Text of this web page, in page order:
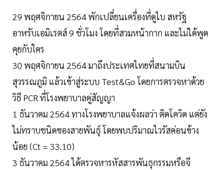
29 พฤศจิกายน 2564 พักเปลี่ยนเครื่องที่ดูไบ สหรัฐ
อาหรับเอมิเรตส์ 9 ชั่วโมง โดยที่สวมหน้ากาก และไม่ได้พูด
คุยกับใคร
30 พฤศจิกายน 2564 มาถึงประเทศไทยที่สนามบิน
สุวรรณภูมิ แล้วเข้าสู่ระบบ Test&Go โดยการตรวจหาด้วย
วิธี PCR ที่โรงพยาบาลคู่สัญญา
1 ธันวาคม 2564 ทางโรงพยาบาลแจ้งผลว่า ติดโควิด แต่ยัง
ไม่ทราบชนิดของสายพันธุ์ โดยพบปริมาณไวรัสค่อนข้าง
น้อย (Ct = 33.10)
3 ธันวาคม 2564 ได้ตรวจหารหัสสารพันธุกรรมหรือจี